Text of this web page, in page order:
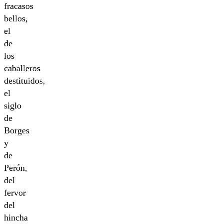
fracasos
bellos,
el
de
los
caballeros
destituidos,
el
siglo
de
Borges
y
de
Perón,
del
fervor
del
hincha